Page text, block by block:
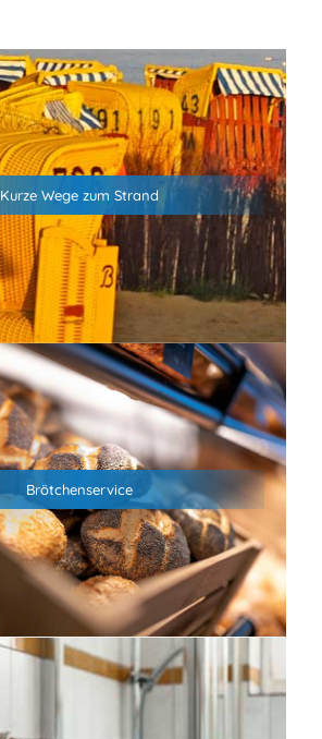
Kurze Wege zum Strand
UNESCO-Weltnaturerbe Wattenmeer
in Duhnen entfernt erwartet dich
Camping in der Natur. Genieße frische
Sonnenuntergänge und echtes
Nordsee-Feeling.
Brötchenservice
allen sieben Wochentagen einen
an. Bestelle die Brötchen
bis 15:30 und hole Sie entspannt am
ab 8:00 in der Rezeption ab. Wenn du
du auch eine Tageszeitung dazu bestellen
am Sonntag, Cuxhavener Nachrichten)
eines privaten Mietbadezimmers–